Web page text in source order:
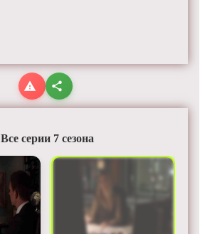
Все серии 7 сезона